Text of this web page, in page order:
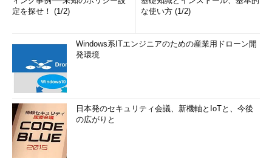
定を探せ！ (1/2)
な使い方 (1/2)
Windows系ITエンジニアのための産業用ドローン開
発環境
日本発のセキュリティ会議、新機軸とIoTと、今後
の広がりと